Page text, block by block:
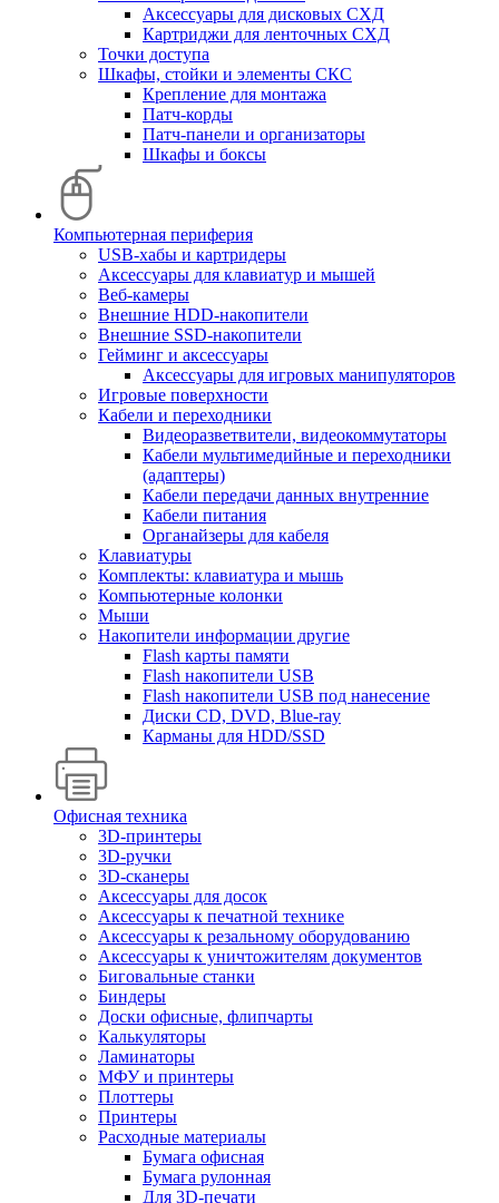
Аксессуары для дисковых СХД
Картриджи для ленточных СХД
Точки доступа
Шкафы, стойки и элементы СКС
Крепление для монтажа
Патч-корды
Патч-панели и организаторы
Шкафы и боксы
Компьютерная периферия
USB-хабы и картридеры
Аксессуары для клавиатур и мышей
Веб-камеры
Внешние HDD-накопители
Внешние SSD-накопители
Гейминг и аксессуары
Аксессуары для игровых манипуляторов
Игровые поверхности
Кабели и переходники
Видеоразветвители, видеокоммутаторы
Кабели мультимедийные и переходники
(адаптеры)
Кабели передачи данных внутренние
Кабели питания
Органайзеры для кабеля
Клавиатуры
Комплекты: клавиатура и мышь
Компьютерные колонки
Мыши
Накопители информации другие
Flash карты памяти
Flash накопители USB
Flash накопители USB под нанесение
Диски CD, DVD, Blue-ray
Карманы для HDD/SSD
Офисная техника
3D-принтеры
3D-ручки
3D-сканеры
Аксессуары для досок
Аксессуары к печатной технике
Аксессуары к резальному оборудованию
Аксессуары к уничтожителям документов
Биговальные станки
Биндеры
Доски офисные, флипчарты
Калькуляторы
Ламинаторы
МФУ и принтеры
Плоттеры
Принтеры
Расходные материалы
Бумага офисная
Бумага рулонная
Для 3D-печати